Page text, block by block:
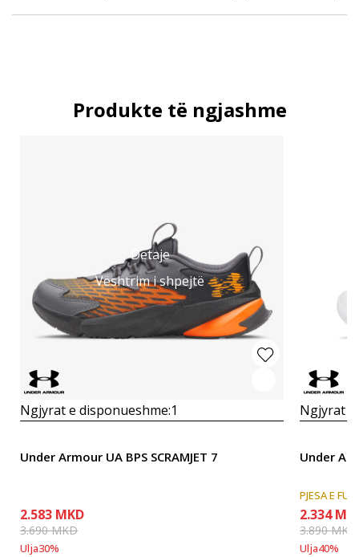
Produkte të ngjashme
Detaje
Vështrim i shpejtë
Ngjyrat e disponueshme:1
Under Armour UA BPS SCRAMJET 7
2.583 MKD
3.690MKD
Ulja30%
Ngjyrat e
Under
PJESA E
2.334
3.890MKD
Ulja40%